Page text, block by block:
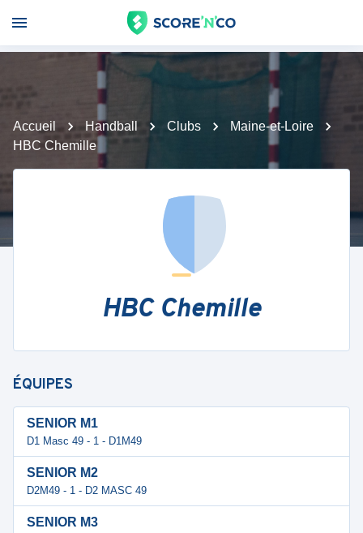
Accueil Handball Clubs
Maine-et-Loire
HBC Chemille
HBC Chemille
ÉQUIPES
SENIOR M1
D1 Masc 49 - 1 - D1M49
SENIOR M2
D2M49 - 1 - D2 MASC 49
SENIOR M3